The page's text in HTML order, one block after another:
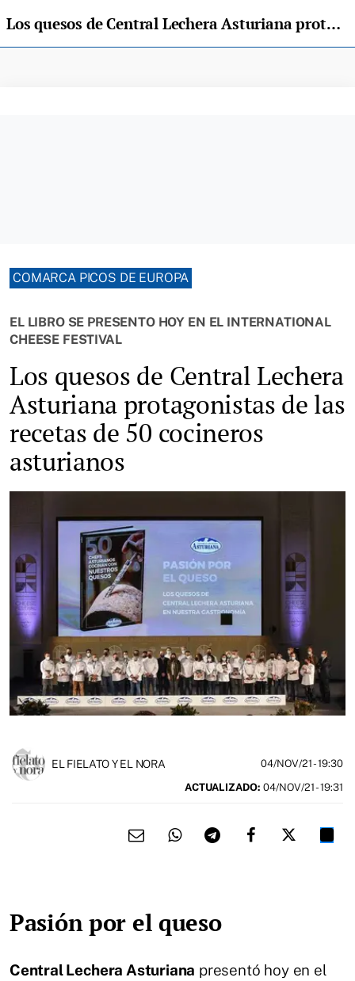
Los quesos de Central Lechera Asturiana protagonistas de las recetas de 50 cocineros asturianos
COMARCA PICOS DE EUROPA
EL LIBRO SE PRESENTO HOY EN EL INTERNATIONAL
CHEESE FESTIVAL
Los quesos de Central Lechera
Asturiana protagonistas de las
recetas de 50 cocineros
asturianos
EL FIELATO Y EL NORA 04/NOV/21- 19:30
ACTUALIZADO: 04/NOV/21 - 19:31
Pasión por el queso
Central Lechera Asturiana presentó hoy en el